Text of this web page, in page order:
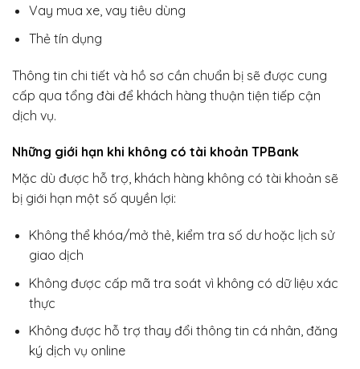
Vay mua xe, vay tiêu dùng
Thẻ tín dụng
Thông tin chi tiết và hồ sơ cần chuẩn bị sẽ được cung
cấp qua tổng đài để khách hàng thuận tiện tiếp cận
dịch vụ.
Những giới hạn khi không có tài khoản TPBank
Mặc dù được hỗ trợ, khách hàng không có tài khoản sẽ
bị giới hạn một số quyền lợi:
Không thể khóa/mở thẻ, kiểm tra số dư hoặc lịch sử
giao dịch
Không được cấp mã tra soát vì không có dữ liệu xác
thực
Không được hỗ trợ thay đổi thông tin cá nhân, đăng
ký dịch vụ online